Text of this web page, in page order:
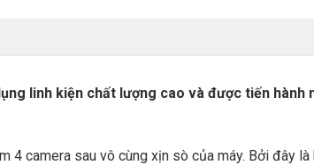
linh kiện chất lượng cao và được tiến hành
4 camera sau vô cùng xịn sò của máy. Bởi đây